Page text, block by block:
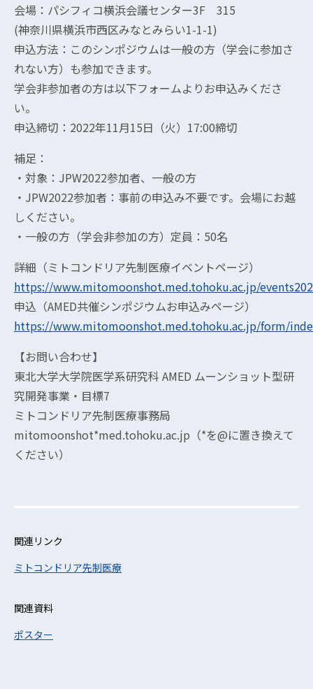
会場：パシフィコ横浜会議センター3F 315
(神奈川県横浜市西区みなとみらい1-1-1)
申込方法：このシンポジウムは一般の方（学会に参加さ
れない方）も参加できます。
学会非参加者の方は以下フォームよりお申込みくださ
い。
申込締切：2022年11月15日（火）17:00締切
補足：
・対象：JPW2022参加者、一般の方
・JPW2022参加者：事前の申込み不要です。会場にお越
しください。
・一般の方（学会非参加の方）定員：50名
詳細（ミトコンドリア先制医療イベントページ）
https://www.mitomoonshot.med.tohoku.ac.jp/
申込（AMED共催シンポジウムお申込みページ）
https://www.mitomoonshot.med.tohoku.ac.jp/form/
【お問い合わせ】
東北大学大学院医学系研究科 AMED ムーンショット型研
究開発事業・目標7
ミトコンドリア先制医療事務局
mitomoonshot*med.tohoku.ac.jp（*を@に置き換えて
ください）
関連リンク
ミトコンドリア先制医療
関連資料
ポスター